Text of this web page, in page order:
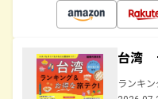
台湾
ランキ